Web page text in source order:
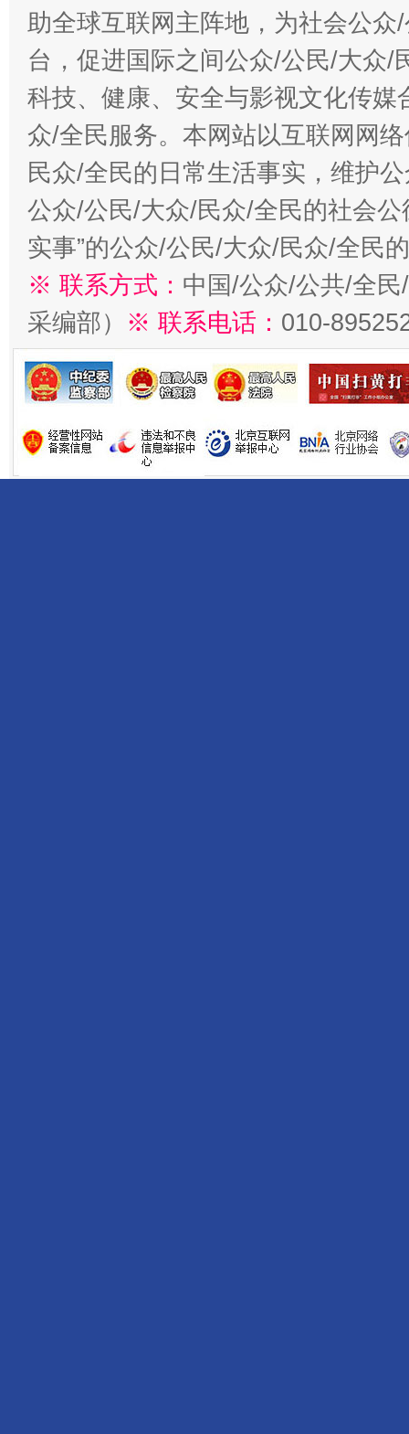
助全球互联网主阵地，为社会公
台，促进国际之间公众/公民/大众/
科技、健康、安全与影视文化传
众/全民服务。本网站以互联网网
民众/全民的日常生活事实，维护
公众/公民/大众/民众/全民的社会公
实事”的公众/公民/大众/民众/全民
※ 联系方式： 中国/公众/公共/全
采编部） ※ 联系电话： 010-